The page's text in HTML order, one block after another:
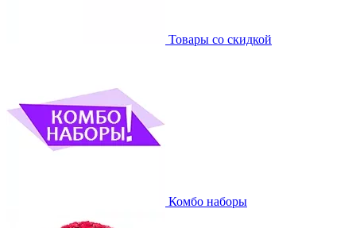
Товары со скидкой
Комбо наборы